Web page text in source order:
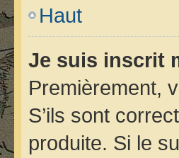
Haut
Je suis inscrit
Premièrement,
S’ils sont
produite. Si le